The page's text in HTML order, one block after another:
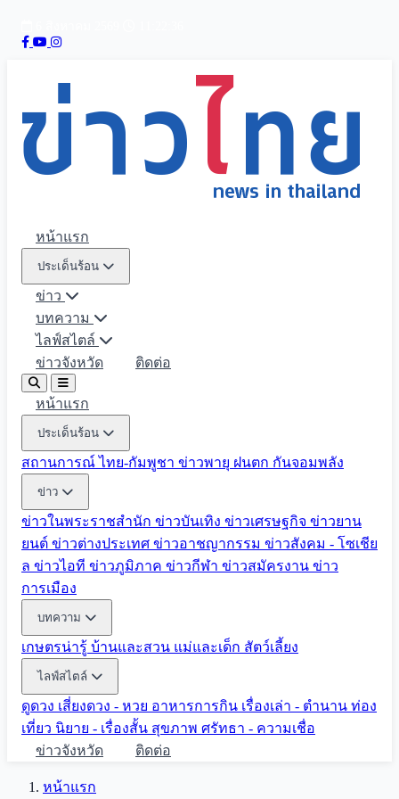
หน้าแรก
ประเด็นร้อน
ข่าว
บทความ
ไลฟ์สไตล์
ข่าวจังหวัด
ติดต่อ
หน้าแรก
ประเด็นร้อน
สถานการณ์ ไทย-กัมพูชา ข่าวพายุ ฝนตก กันจอมพลัง
ข่าว
ข่าวในพระราชสำนัก ข่าวบันเทิง ข่าวเศรษฐกิจ ข่าวยาน
ยนต์ ข่าวต่างประเทศ ข่าวอาชญากรรม ข่าวสังคม - โซเชีย
ล ข่าวไอที ข่าวภูมิภาค ข่าวกีฬา ข่าวสมัครงาน ข่าว
การเมือง
บทความ
เกษตรน่ารู้ บ้านและสวน แม่และเด็ก สัตว์เลี้ยง
ไลฟ์สไตล์
ดูดวง เสี่ยงดวง - หวย อาหารการกิน เรื่องเล่า - ตำนาน ท่อง
เที่ยว นิยาย - เรื่องสั้น สุขภาพ ศรัทธา - ความเชื่อ
ข่าวจังหวัด
ติดต่อ
หน้าแรก